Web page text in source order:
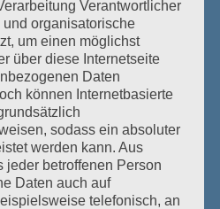
office@polz.at
Verantwortlicher
organisatorische
um einen möglichst
über diese Internetseite
Daten
können Internetbasierte
sodass ein absoluter
werden kann. Aus
jeder betroffenen Person
Daten auch auf
telefonisch, an